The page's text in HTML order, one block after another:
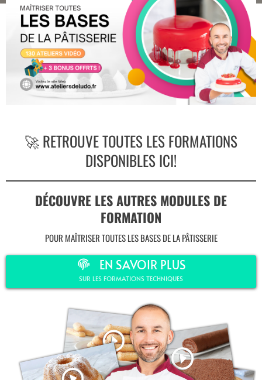
🚀 RETROUVE TOUTES LES FORMATIONS
DISPONIBLES ICI!
DÉCOUVRE LES AUTRES MODULES DE
FORMATION
POUR MAÎTRISER TOUTES LES BASES DE LA PÂTISSERIE
EN SAVOIR PLUS
SUR LES FORMATIONS TECHNIQUES